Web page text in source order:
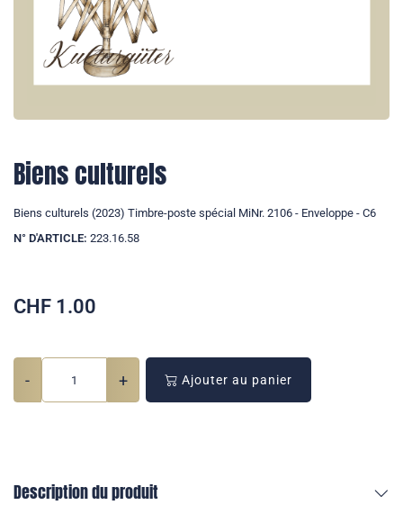
Biens culturels
Biens culturels (2023) Timbre-poste spécial MiNr. 2106 - Enveloppe - C6
N° D'ARTICLE: 223.16.58
CHF 1.00
- + Ajouter au panier
Description du produit